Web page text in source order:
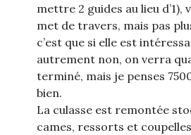
mettre 2 guides au lieu d’1),
met de travers, mais pas
c’est que si elle est
autrement non, on verra
terminé, mais je penses
bien.
La culasse est remontée
cames, ressorts et